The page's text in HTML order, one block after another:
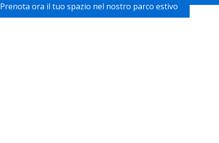
Prenota ora il tuo spazio nel nostro parco estivo